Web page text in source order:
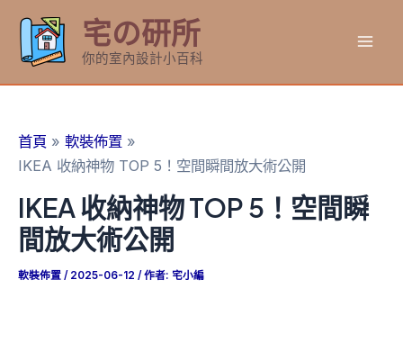
要
宅の研所
你的室內設計小百科
首頁
軟裝佈置
IKEA 收納神物 TOP 5！空間瞬間放大術公開
IKEA 收納神物 TOP 5！空間瞬
間放大術公開
軟裝佈置 / 2025-06-12 / 作者: 宅小編